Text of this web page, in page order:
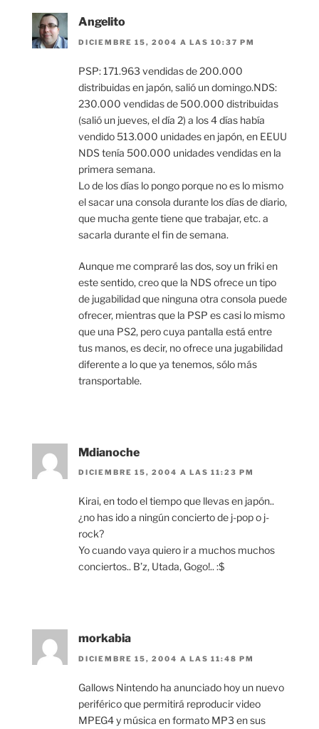
Angelito
DICIEMBRE 15, 2004 A LAS 10:37 PM
PSP: 171.963 vendidas de 200.000
distribuidas en japón, salió un domingo.NDS:
230.000 vendidas de 500.000 distribuidas
(salió un jueves, el día 2) a los 4 días había
vendido 513.000 unidades en japón, en EEUU
NDS tenía 500.000 unidades vendidas en la
primera semana.
Lo de los días lo pongo porque no es lo mismo
el sacar una consola durante los días de diario,
que mucha gente tiene que trabajar, etc. a
sacarla durante el fin de semana.
Aunque me compraré las dos, soy un friki en
este sentido, creo que la NDS ofrece un tipo
de jugabilidad que ninguna otra consola puede
ofrecer, mientras que la PSP es casi lo mismo
que una PS2, pero cuya pantalla está entre
tus manos, es decir, no ofrece una jugabilidad
diferente a lo que ya tenemos, sólo más
transportable.
Mdianoche
DICIEMBRE 15, 2004 A LAS 11:23 PM
Kirai, en todo el tiempo que llevas en japón..
¿no has ido a ningún concierto de j-pop o j-
rock?
Yo cuando vaya quiero ir a muchos muchos
conciertos.. B’z, Utada, Gogo!.. :$
morkabia
DICIEMBRE 15, 2004 A LAS 11:48 PM
Gallows Nintendo ha anunciado hoy un nuevo
periférico que permitirá reproducir video
MPEG4 y música en formato MP3 en sus